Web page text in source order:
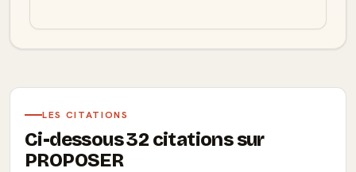
LES CITATIONS
Ci-dessous 32 citations sur
PROPOSER